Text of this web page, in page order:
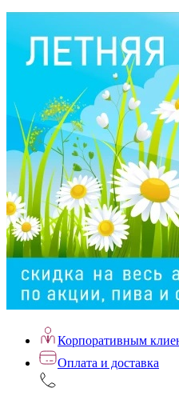
Корпоративным
Оплата и доставка